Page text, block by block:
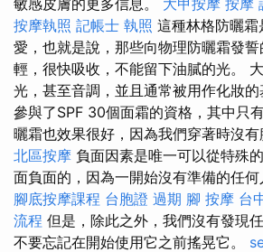
敏感皮膚的更多信息。 大甲按摩 按摩
按摩執照 記帳士 執照 這種林格防曬霜
愛，也就是說，那些向物理防曬霜發
輕，很快吸收，不能留下油膩的光。
光，甚至音調，並且通常被用作化妝
參與了SPF 30個面霜的資格，其中只
曬霜也效果很好，因為我們穿著時沒有
北區按摩 負面因素是唯一可以從特殊
面負面的，因為一開始沒有準備的任何
腳底按摩課程 台胞證 過期 腳 按摩 台
流程 但是，除此之外，我們沒有發現
不要忘記在開始使用它之前搖晃它。